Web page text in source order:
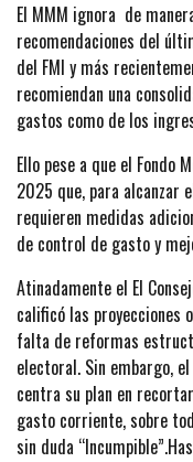
El MMM ignora de
recomendaciones del
del FMI y más
recomiendan una
gastos como de los
Ello pese a que el Fondo
2025 que, para alcanzar
requieren medidas
de control de gasto y
Atinadamente el El
calificó las proyecciones
falta de reformas
electoral. Sin embargo,
centra su plan en
gasto corriente, sobre
sin duda